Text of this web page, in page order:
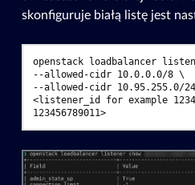
skonfiguruje białą listę jest
openstack loadbalancer
--allowed-cidr 10.0.0.0/8 \
--allowed-cidr 10.95.255.0/
<listener_id for example
123456789011>